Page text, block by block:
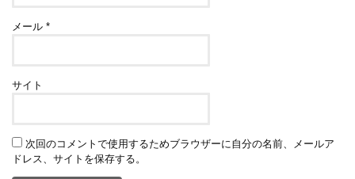
メール*
サイト
次回のコメントで使用するためブラウザーに自分の名前、メールア
ドレス、サイトを保存する。